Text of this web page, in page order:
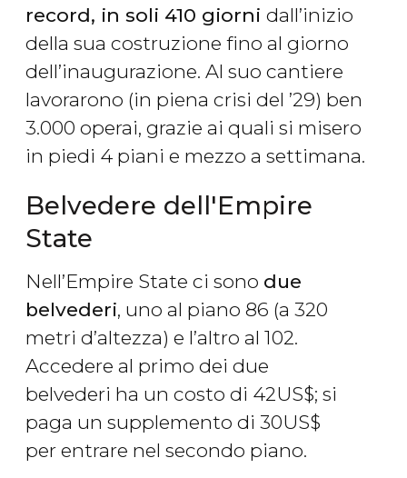
record, in soli 410 giorni dall’inizio
della sua costruzione fino al giorno
dell’inaugurazione. Al suo cantiere
lavorarono (in piena crisi del ’29) ben
3.000 operai, grazie ai quali si misero
in piedi 4 piani e mezzo a settimana.
Belvedere dell'Empire
State
Nell’Empire State ci sono due
belvederi, uno al piano 86 (a 320
metri d’altezza) e l’altro al 102.
Accedere al primo dei due
belvederi ha un costo di 42US$; si
paga un supplemento di 30US$
per entrare nel secondo piano.